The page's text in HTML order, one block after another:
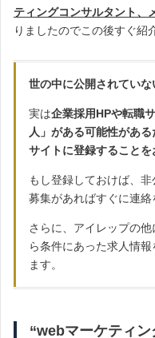
ティングコンサルタント、
りましたのでこの後すぐ紹
世の中に公開されてい
実は企業採用HPや転職
人」がある可能性があ
サイトに登録すること
もし登録しておけば、
募集があればすぐに連絡
さらに、アイレップの
ら条件にあった求人情
ます。
“webマーケティ